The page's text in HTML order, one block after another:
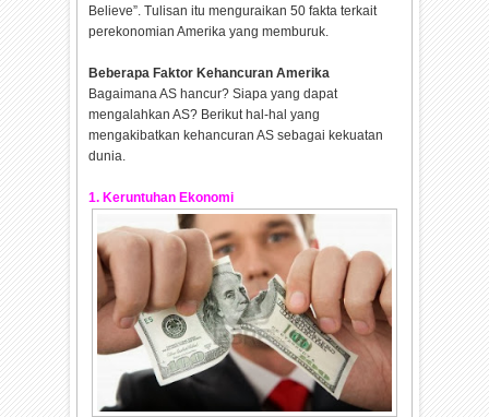
Believe”. Tulisan itu menguraikan 50 fakta terkait
perekonomian Amerika yang memburuk.
Beberapa Faktor Kehancuran Amerika
Bagaimana AS hancur? Siapa yang dapat
mengalahkan AS? Berikut hal-hal yang
mengakibatkan kehancuran AS sebagai kekuatan
dunia.
1. Keruntuhan Ekonomi